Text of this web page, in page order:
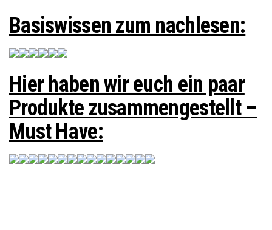
Basiswissen zum nachlesen:
Hier haben wir euch ein paar
Produkte zusammengestellt –
Must Have: